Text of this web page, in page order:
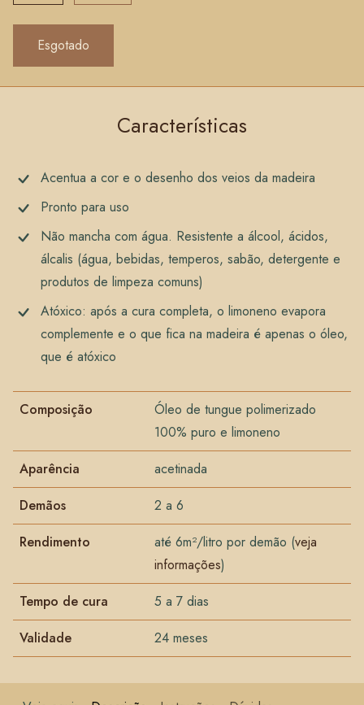
Características
Acentua a cor e o desenho dos veios da madeira
Pronto para uso
Não mancha com água. Resistente a álcool, ácidos,
álcalis (água, bebidas, temperos, sabão, detergente e
produtos de limpeza comuns)
Atóxico: após a cura completa, o limoneno evapora
complemente e o que fica na madeira é apenas o óleo,
que é atóxico
Composição
Óleo de tungue polimerizado
100% puro e limoneno
Aparência
acetinada
Demãos
2 a 6
Rendimento
até 6m²/litro por demão (veja
informações)
Tempo de cura
5 a 7 dias
Validade
24 meses